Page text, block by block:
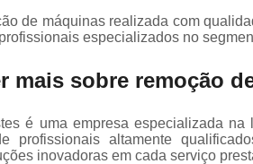
de máquinas realizada com
especializados no
mais sobre remoção
é uma empresa especializada
profissionais altamente
inovadoras em cada serviço